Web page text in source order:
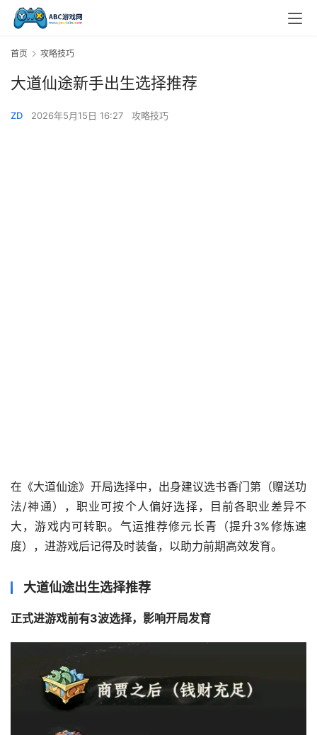
首页 攻略技巧
大道仙途新手出生选择推荐
ZD 2026年5月15日 16:27 攻略技巧
在《大道仙途》开局选择中，出身建议选书香门第（赠送功
法/神通），职业可按个人偏好选择，目前各职业差异不
大，游戏内可转职。气运推荐修元长青（提升3%修炼速
度），进游戏后记得及时装备，以助力前期高效发育。
大道仙途出生选择推荐
正式进游戏前有3波选择，影响开局发育